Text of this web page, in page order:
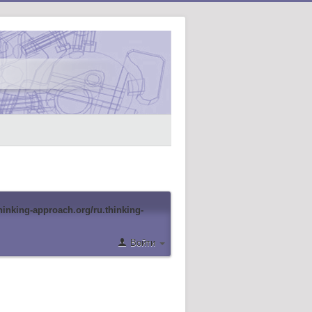
approach.org/ru.thinking-
Войти